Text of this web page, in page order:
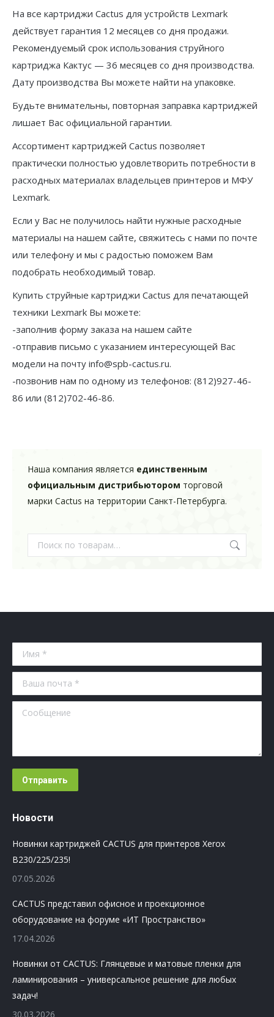
На все картриджи Cactus для устройств Lexmark
действует гарантия 12 месяцев со дня продажи.
Рекомендуемый срок использования струйного
картриджа Кактус — 36 месяцев со дня производства.
Дату производства Вы можете найти на упаковке.
Будьте внимательны, повторная заправка картриджей
лишает Вас официальной гарантии.
Ассортимент картриджей Cactus позволяет
практически полностью удовлетворить потребности в
расходных материалах владельцев принтеров и МФУ
Lexmark.
Если у Вас не получилось найти нужные расходные
материалы на нашем сайте, свяжитесь с нами по почте
или телефону и мы с радостью поможем Вам
подобрать необходимый товар.
Купить струйные картриджи Cactus для печатающей
техники Lexmark Вы можете:
-заполнив форму заказа на нашем сайте
-отправив письмо с указанием интересующей Вас
модели на почту info@spb-cactus.ru.
-позвонив нам по одному из телефонов: (812)927-46-
86 или (812)702-46-86.
Наша компания является единственным
официальным дистрибьютором торговой
марки Cactus на территории Санкт-Петербурга.
Имя *
Ваша почта *
Сообщение
Отправить
Новости
Новинки картриджей CACTUS для принтеров Xerox
B230/225/235!
07.05.2026
CACTUS представил офисное и проекционное
оборудование на форуме «ИТ Пространство»
17.04.2026
Новинки от CACTUS: Глянцевые и матовые пленки для
ламинирования – универсальное решение для любых
задач!
30.03.2026